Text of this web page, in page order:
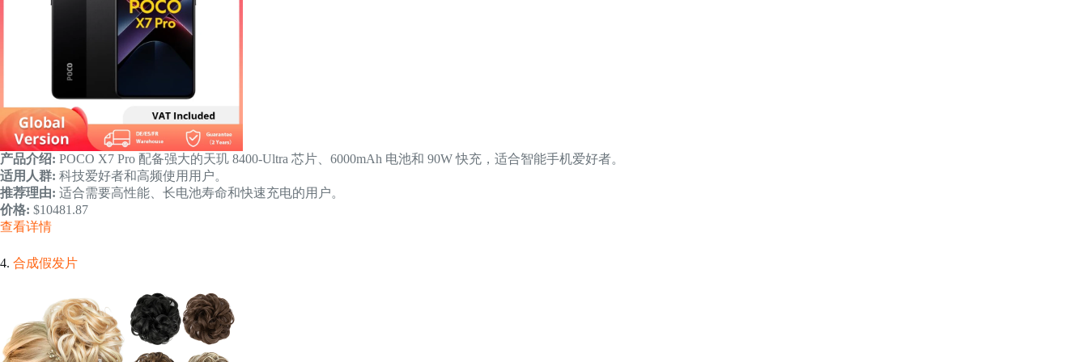
产品介绍: POCO X7 Pro 配备强大的天玑 8400-Ultra 芯片、6000mAh 电池和 90W 快充，适合智能手机爱好者。
适用人群: 科技爱好者和高频使用用户。
推荐理由: 适合需要高性能、长电池寿命和快速充电的用户。
价格: $10481.87
查看详情
4. 合成假发片